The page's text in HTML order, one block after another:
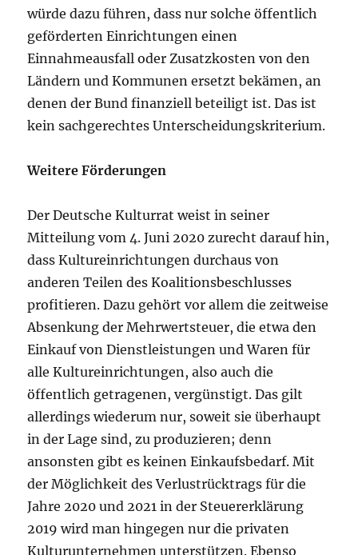
würde dazu führen, dass nur solche öffentlich
geförderten Einrichtungen einen
Einnahmeausfall oder Zusatzkosten von den
Ländern und Kommunen ersetzt bekämen, an
denen der Bund finanziell beteiligt ist. Das ist
kein sachgerechtes Unterscheidungskriterium.
Weitere Förderungen
Der Deutsche Kulturrat weist in seiner
Mitteilung vom 4. Juni 2020 zurecht darauf hin,
dass Kultureinrichtungen durchaus von
anderen Teilen des Koalitionsbeschlusses
profitieren. Dazu gehört vor allem die zeitweise
Absenkung der Mehrwertsteuer, die etwa den
Einkauf von Dienstleistungen und Waren für
alle Kultureinrichtungen, also auch die
öffentlich getragenen, vergünstigt. Das gilt
allerdings wiederum nur, soweit sie überhaupt
in der Lage sind, zu produzieren; denn
ansonsten gibt es keinen Einkaufsbedarf. Mit
der Möglichkeit des Verlustrücktrags für die
Jahre 2020 und 2021 in der Steuererklärung
2019 wird man hingegen nur die privaten
Kulturunternehmen unterstützen. Ebenso